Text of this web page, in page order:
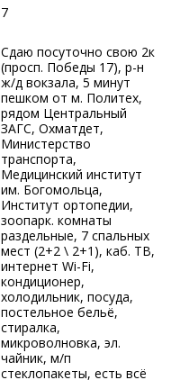
7
Сдаю посуточно свою 2к
(просп. Победы 17), р-н
ж/д вокзала, 5 минут
пешком от м. Политех,
рядом Центральный
ЗАГС, Охматдет,
Министерство
транспорта,
Медицинский институт
им. Богомольца,
Институт ортопедии,
зоопарк. комнаты
раздельные, 7 спальных
мест (2+2 \ 2+1), каб. ТВ,
интернет Wi-Fi,
кондиционер,
холодильник, посуда,
постельное бельё,
стиралка,
микроволновка, эл.
чайник, м/п
стеклопакеты, есть всё